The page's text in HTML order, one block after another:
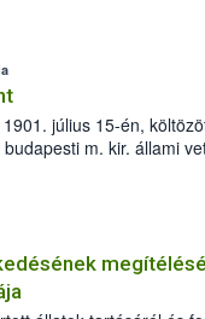
július 15-én,
m. kir. állami
utca 15. szám alatti,